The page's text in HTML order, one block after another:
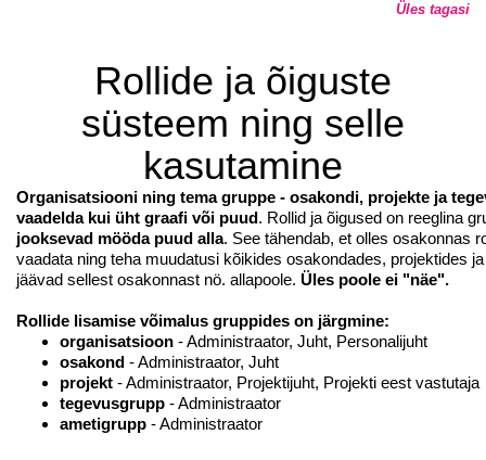
Üles tagasi
Rollide ja õiguste
süsteem ning selle
kasutamine
Organisatsiooni ning tema gruppe - osakondi, projekte ja
vaadelda kui üht graafi või puud. Rollid ja õigused on reeglina
jooksevad mööda puud alla. See tähendab, et olles osakonnas
vaadata ning teha muudatusi kõikides osakondades, projektides
jäävad sellest osakonnast nö. allapoole. Üles poole ei "näe".
Rollide lisamise võimalus gruppides on järgmine:
organisatsioon - Administraator, Juht, Personalijuht
osakond - Administraator, Juht
projekt - Administraator, Projektijuht, Projekti eest vastutaja
tegevusgrupp - Administraator
ametigrupp - Administraator